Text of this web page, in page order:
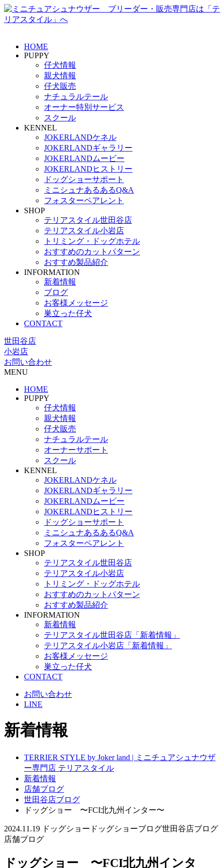
HOME
PUPPY
仔犬情報
親犬情報
仔犬販売
ナチュラルテール
オーナー特別サービス
スクール
KENNEL
JOKERLANDケネル
JOKERLANDギャラリー
JOKERLANDムービー
JOKERLANDヒストリー
ドッグショーサポート
ミニシュナあるあるQ&A
フォスターペアレント
SHOP
テリアスタイル世田谷店
テリアスタイル小岩店
トリミング・ドッグホテル
おすすめのカットパターン
おすすめ製品紹介
INFORMATION
新着情報
ブログ
お客様メッセージ
巣立った仔犬
CONTACT
世田谷店
小岩店
お問い合わせ
MENU
HOME
PUPPY
仔犬情報
親犬情報
仔犬販売
ナチュラルテール
オーナーサポート
スクール
KENNEL
JOKERLANDケネル
JOKERLANDギャラリー
JOKERLANDムービー
JOKERLANDヒストリー
ドッグショーサポート
ミニシュナあるあるQ&A
フォスターペアレント
SHOP
テリアスタイル世田谷店
テリアスタイル小岩店
トリミング・ドッグホテル
おすすめのカットパターン
おすすめ製品紹介
INFORMATION
新着情報
テリアスタイル世田谷店「新着情報」
テリアスタイル小岩店「新着情報」
お客様メッセージ
巣立った仔犬
CONTACT
お問い合わせ
LINE
新着情報
TERRIER STYLE by Joker land | ミニチュアシュナウザ
ー専門店 テリアスタイル
新着情報
店舗ブログ
世田谷店ブログ
ドッグショー 〜FCI北九州インター〜
2024.11.19 ドッグショー ドッグショーブログ世田谷店ブログ
店舗ブログ
ドッグショー 〜FCI北九州インタ